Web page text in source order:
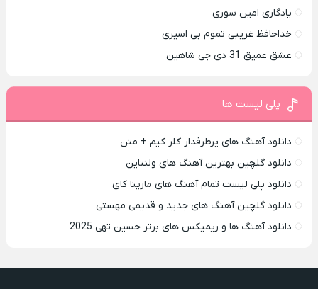
یادگاری امین سوری
خداحافظ غریبی تموم بی اسیری
عشق عمیق 31 دی جی شاهین
پلی لیست ها
دانلود آهنگ های پرطرفدار کلر کیم + متن
دانلود گلچین بهترین آهنگ های ولنتاین
دانلود پلی لیست تمام آهنگ های مارینا کای
دانلود گلچین آهنگ های جدید و قدیمی مهستی
دانلود آهنگ ها و ریمیکس های برتر حسین تهی 2025